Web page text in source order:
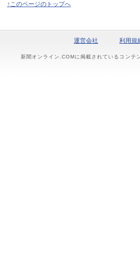
↑このページのトップへ
運営会社 利用規
新聞オンライン.COMに掲載されているコンテ